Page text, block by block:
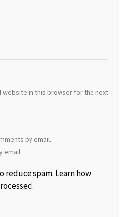
website in this browser for the next
by email.
email.
reduce spam. Learn how
.